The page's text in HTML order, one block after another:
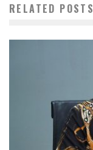
RELATED POSTS